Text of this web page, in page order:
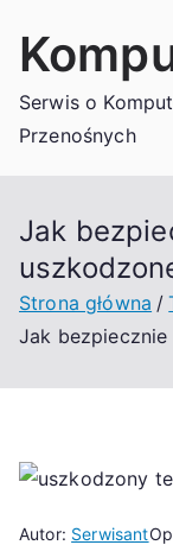
Serwis o
Przenośnych
Jak
Strona główna
Jak
Autor: Serwisant